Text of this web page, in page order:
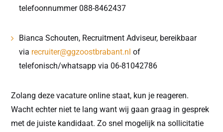
telefoonnummer 088-8462437
Bianca Schouten, Recruitment Adviseur, bereikbaar
via recruiter@ggzoostbrabant.nl of
telefonisch/whatsapp via 06-81042786
Zolang deze vacature online staat, kun je reageren.
Wacht echter niet te lang want wij gaan graag in gesprek
met de juiste kandidaat. Zo snel mogelijk na sollicitatie